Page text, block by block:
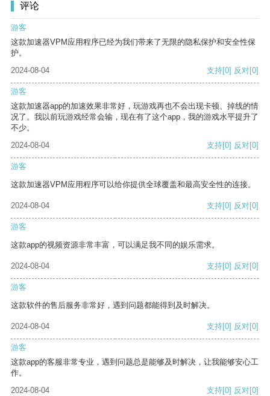
评论
游客
这款加速器VPM应用程序已经为我们带来了无限的隐私保护和安全性保
护。
2024-08-04
支持[0] 反对[0]
游客
这款加速器app的加速效果非常好，玩游戏再也不会出现卡顿、掉线的情
况了。我以前玩游戏经常会输，现在有了这个app，我的游戏水平提升了
不少。
2024-08-04
支持[0] 反对[0]
游客
这款加速器VPM应用程序可以给你提供全球覆盖和最高安全性的连接。
2024-08-04 支持[0] 反对[0]
游客
这款app的视频资源非常丰富，可以满足我不同的娱乐需求。
2024-08-04 支持[0] 反对[0]
游客
这款软件的售后服务非常好，遇到问题都能得到及时解决。
2024-08-04 支持[0] 反对[0]
游客
这款app的客服非常专业，遇到问题总是能够及时解决，让我能够安心工
作。
2024-08-04
支持[0] 反对[0]